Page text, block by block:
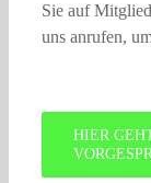
Sie auf
uns anrufen,
HIER